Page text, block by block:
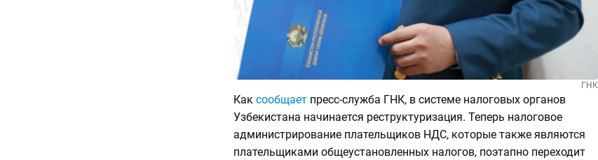
ГНК
Как сообщаетпресс-служба ГНК, в системе налоговых органов
Узбекистана начинается реструктуризация. Теперь налоговое
администрирование плательщиков НДС, которые также являются
плательщиками общеустановленных налогов, поэтапно переходит